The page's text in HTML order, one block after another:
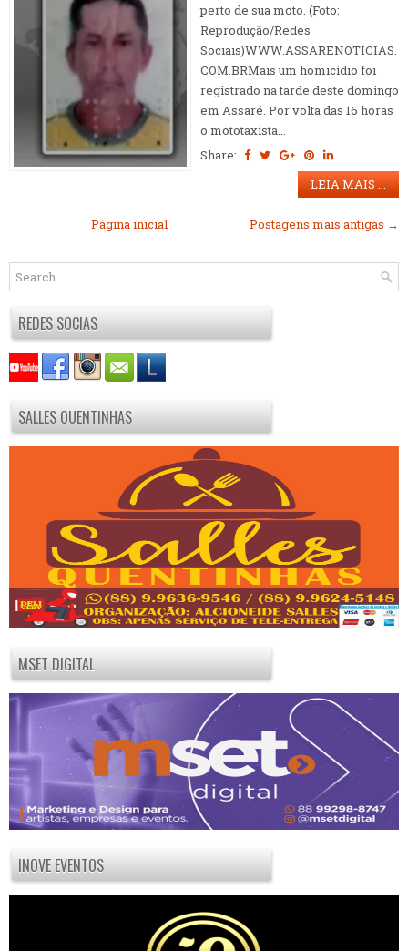
perto de sua moto. (Foto:
Reprodução/Redes
Sociais)WWW.ASSARENOTICIAS.
COM.BRMais um homicídio foi
registrado na tarde deste domingo
em Assaré. Por volta das 16 horas
o mototaxista...
Share:
LEIA MAIS ...
Postagens mais antigas →
Página inicial
REDES SOCIAS
SALLES QUENTINHAS
MSET DIGITAL
INOVE EVENTOS